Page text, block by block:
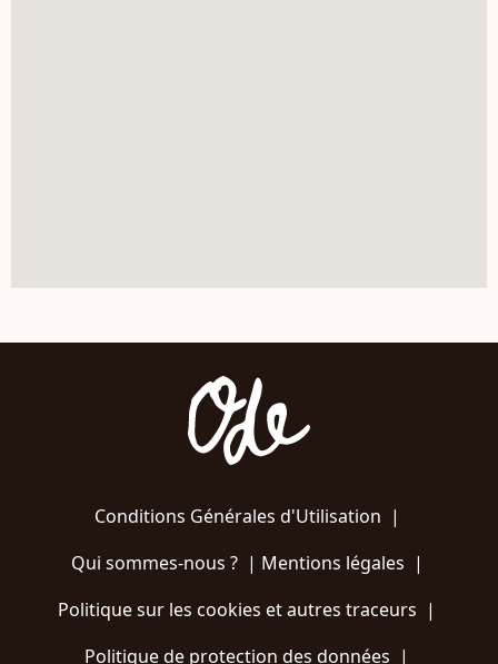
Conditions Générales d'Utilisation |
Qui sommes-nous ?| Mentions légales |
Politique sur les cookies et autres traceurs |
Politique de protection des données |